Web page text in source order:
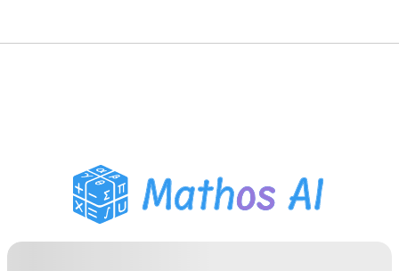
Помічник з домашнім
завданням PDF